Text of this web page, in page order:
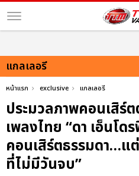
แกลเลอรี
หน้าแรก exclusive แกลเลอรี
ประมวลภาพคอนเสิร์
เพลงไทย “ดา เอ็นโด
คอนเสิร์ตธรรมดา…แ
ที่ไม่มีวันจบ”